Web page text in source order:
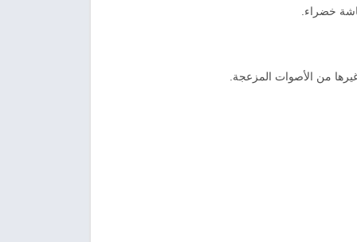
خضراء.
من الأصوات المزعجة.